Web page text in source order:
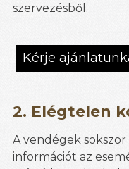
szervezésből.
Kérje
2. Elégtelen
A vendégek
információt az